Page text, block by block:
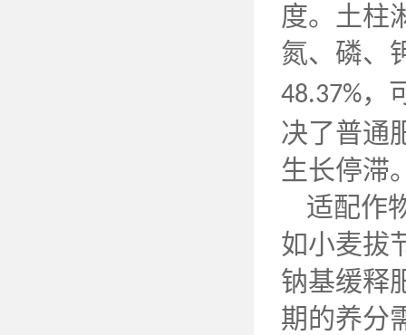
度。土柱
氮、磷、
48.37%，
决了普通
生长停滞
适配作
如小麦拔
钠基缓释
期的养分